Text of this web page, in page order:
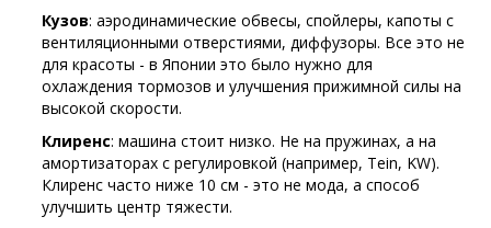
Кузов: аэродинамические обвесы, спойлеры, капоты с
вентиляционными отверстиями, диффузоры. Все это не
для красоты - в Японии это было нужно для
охлаждения тормозов и улучшения прижимной силы на
высокой скорости.
Клиренс: машина стоит низко. Не на пружинах, а на
амортизаторах с регулировкой (например, Tein, KW).
Клиренс часто ниже 10 см - это не мода, а способ
улучшить центр тяжести.